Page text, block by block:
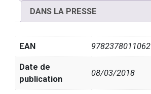
DANS LA PRESSE
EAN 9782378011062
Date de
publication
08/03/2018